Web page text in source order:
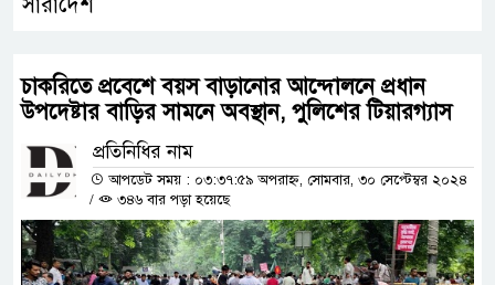
চাকরিতে প্রবেশে বয়স বাড়ানোর আন্দোলনে প্রধান
উপদেষ্টার বাড়ির সামনে অবস্থান, পুলিশের টিয়ারগ্যাস
প্রতিনিধির নাম
আপডেট সময় : ০৩:৩৭:৫৯ অপরাহ্ন, সোমবার, ৩০ সেপ্টেম্বর ২০২৪
/
৩৪৬ বার পড়া হয়েছে